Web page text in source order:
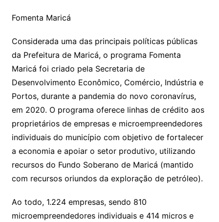
Fomenta Maricá
Considerada uma das principais políticas públicas
da Prefeitura de Maricá, o programa Fomenta
Maricá foi criado pela Secretaria de
Desenvolvimento Econômico, Comércio, Indústria e
Portos, durante a pandemia do novo coronavírus,
em 2020. O programa oferece linhas de crédito aos
proprietários de empresas e microempreendedores
individuais do município com objetivo de fortalecer
a economia e apoiar o setor produtivo, utilizando
recursos do Fundo Soberano de Maricá (mantido
com recursos oriundos da exploração de petróleo).
Ao todo, 1.224 empresas, sendo 810
microempreendedores individuais e 414 micros e